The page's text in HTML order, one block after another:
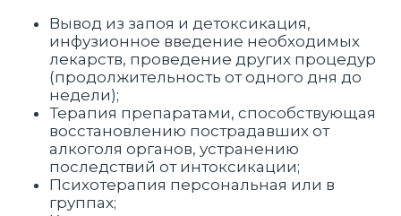
Вывод из запоя и детоксикация,
инфузионное введение необходимых
лекарств, проведение других процедур
(продолжительность от одного дня до
недели);
Терапия препаратами, способствующая
восстановлению пострадавших от
алкоголя органов, устранению
последствий от интоксикации;
Психотерапия персональная или в
группах;